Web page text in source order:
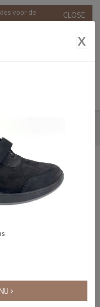
CLOSE
voor de
u in met ons
met onze
X